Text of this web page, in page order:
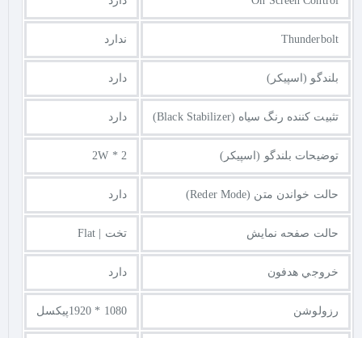
Thunderbolt ندارد
بلندگو (اسپیکر) دارد
تثبیت کننده رنگ سیاه (Black Stabilizer) دارد
توضيحات بلندگو (اسپیکر) 2W * 2
حالت خواندن متن (Reder Mode) دارد
حالت صفحه نمایش تخت | Flat
خروجي هدفون دارد
رزولوشن 1080 * 1920پیکسل